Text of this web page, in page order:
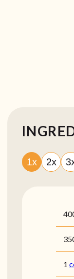
1x 2x
1